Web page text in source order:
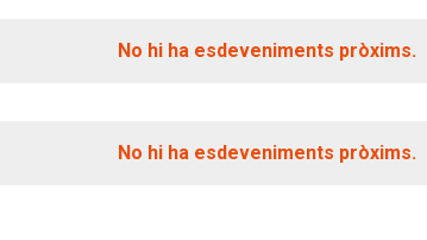
No hi ha esdeveniments pròxims.
No hi ha esdeveniments pròxims.